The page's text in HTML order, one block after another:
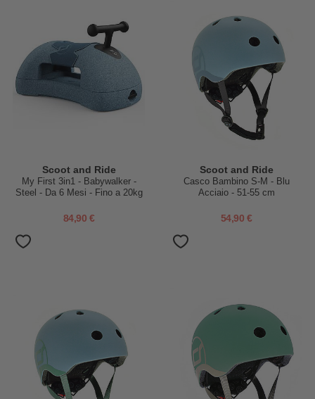
Scoot and Ride
My First 3in1 - Babywalker -
Steel - Da 6 Mesi - Fino a 20kg
84,90 €
Scoot and Ride
Casco Bambino S-M - Blu
Acciaio - 51-55 cm
54,90 €